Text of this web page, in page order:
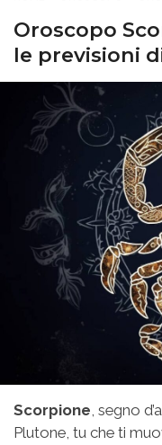
Oroscopo
le previsioni
Scorpione, segno
Plutone, tu che ti